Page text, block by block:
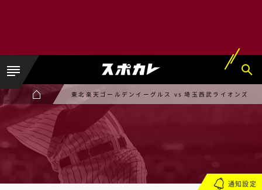
東北楽天ゴールデンイーグルス vs 埼玉西武ライオンズ
通知設定